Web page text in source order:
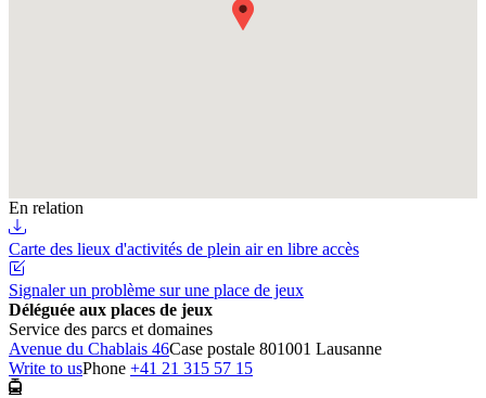
En relation
Carte des lieux d'activités de plein air en libre accès
Signaler un problème sur une place de jeux
Déléguée aux places de jeux
Service des parcs et domaines
Avenue du Chablais 46Case postale 801001 Lausanne
Write to usPhone +41 21 315 57 15